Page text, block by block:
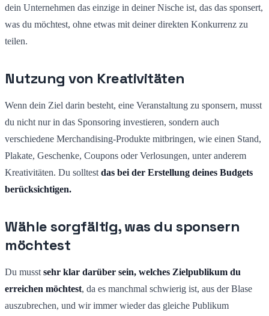
dein Unternehmen das einzige in deiner Nische ist, das das sponsert,
was du möchtest, ohne etwas mit deiner direkten Konkurrenz zu
teilen.
Nutzung von Kreativitäten
Wenn dein Ziel darin besteht, eine Veranstaltung zu sponsern, musst
du nicht nur in das Sponsoring investieren, sondern auch
verschiedene Merchandising-Produkte mitbringen, wie einen Stand,
Plakate, Geschenke, Coupons oder Verlosungen, unter anderem
Kreativitäten. Du solltest das bei der Erstellung deines Budgets
berücksichtigen.
Wähle sorgfältig, was du sponsern
möchtest
Du musst sehr klar darüber sein, welches Zielpublikum du
erreichen möchtest, da es manchmal schwierig ist, aus der Blase
auszubrechen, und wir immer wieder das gleiche Publikum